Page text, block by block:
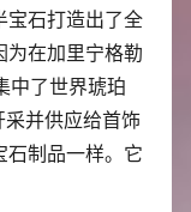
宝石打造出了全
为在加里宁格勒
中了世界琥珀
采并供应给首饰
石制品一样。它